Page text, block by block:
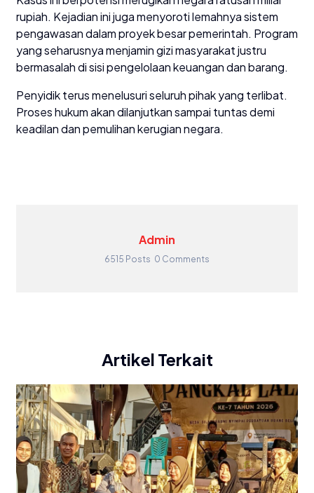
rupiah. Kejadian ini juga menyoroti lemahnya sistem
pengawasan dalam proyek besar pemerintah. Program
yang seharusnya menjamin gizi masyarakat justru
bermasalah di sisi pengelolaan keuangan dan barang.
Penyidik terus menelusuri seluruh pihak yang terlibat.
Proses hukum akan dilanjutkan sampai tuntas demi
keadilan dan pemulihan kerugian negara.
Admin
6515 Posts 0 Comments
Artikel Terkait